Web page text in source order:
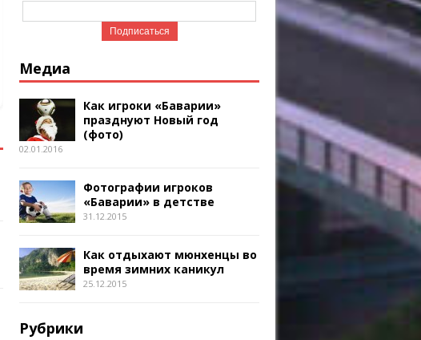
Медиа
Как игроки «Баварии»
празднуют Новый год
(фото)
02.01.2016
Фотографии игроков
«Баварии» в детстве
31.12.2015
Как отдыхают мюнхенцы во
время зимних каникул
25.12.2015
Рубрики